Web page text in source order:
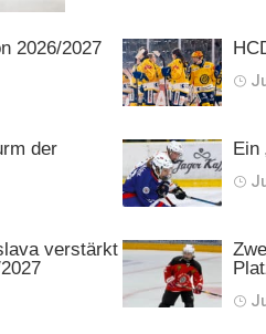
2026/2027
der
verstärkt